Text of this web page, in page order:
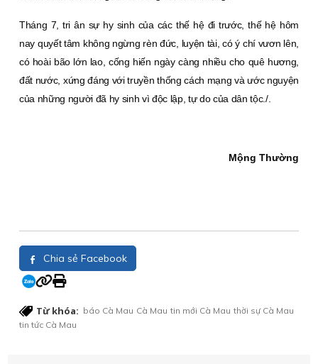
Tháng 7, tri ân sự hy sinh của các thế hệ đi trước, thế hệ hôm
nay quyết tâm không ngừng rèn đức, luyện tài, có ý chí vươn lên,
có hoài bão lớn lao, cống hiến ngày càng nhiều cho quê hương,
đất nước, xứng đáng với truyền thống cách mạng và ước nguyện
của những người đã hy sinh vì độc lập, tự do của dân tộc./.
Mộng Thường
Chia sẻ Facebook
Từ khóa: báo Cà Mau Cà Mau tin mới Cà Mau thời sự Cà Mau
tin tức Cà Mau